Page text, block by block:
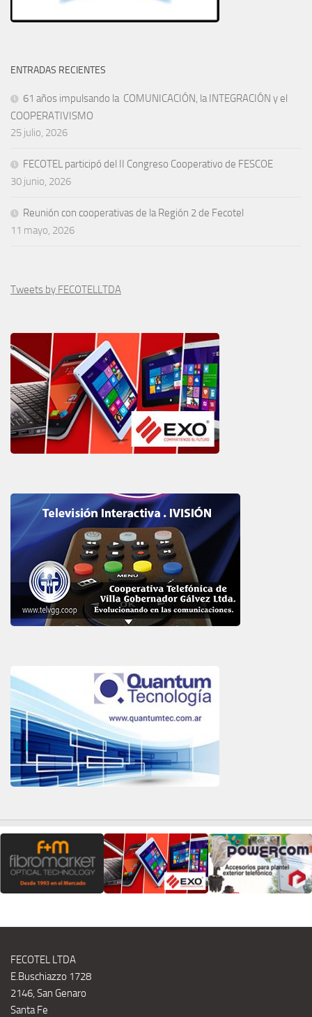
ENTRADAS RECIENTES
61 años impulsando la COMUNICACIÓN, la INTEGRACIÓN y el
COOPERATIVISMO
25 julio, 2026
FECOTEL participó del II Congreso Cooperativo de FESCOE
30 junio, 2026
Reunión con cooperativas de la Región 2 de Fecotel
11 mayo, 2026
Tweets by FECOTELLTDA
FECOTEL LTDA
E.Buschiazzo 1728
2146, San Genaro
Santa Fe